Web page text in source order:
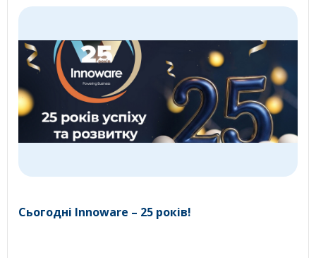
Сьогодні Innoware – 25 років!